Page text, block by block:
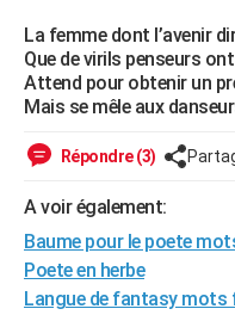
La femme dont l’avenir
Que de virils penseurs
Attend pour obtenir un
Mais se mêle aux
Répondre (3)
A voir également:
Baume pour le poete
Poete en herbe
Langue de fantasy mots